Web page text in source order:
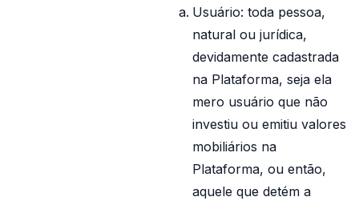
Usuário: toda pessoa,
natural ou jurídica,
devidamente cadastrada
na Plataforma, seja ela
mero usuário que não
investiu ou emitiu valores
mobiliários na
Plataforma, ou então,
aquele que detém a